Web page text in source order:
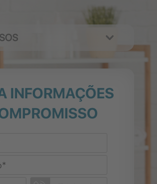
INFORMAÇÕES